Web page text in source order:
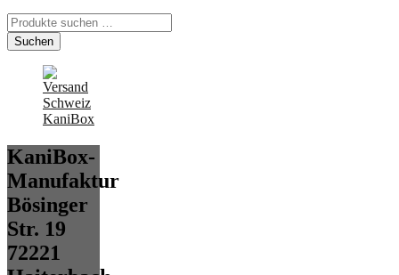
Suchen
nach:
Suchen
KaniBox-
Manufaktur
Bösinger
Str. 19
72221